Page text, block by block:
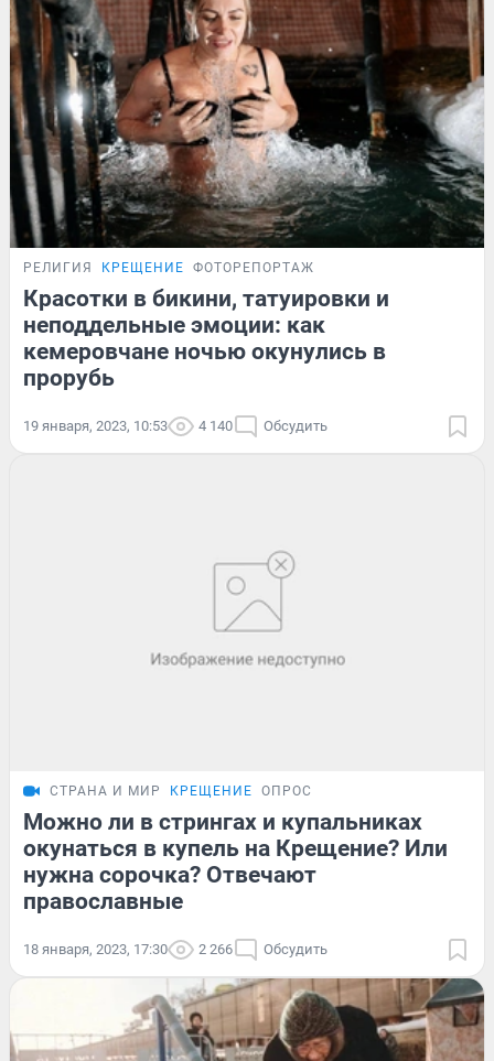
РЕЛИГИЯ КРЕЩЕНИЕ ФОТОРЕПОРТАЖ
Красотки в бикини, татуировки и
неподдельные эмоции: как
кемеровчане ночью окунулись в
прорубь
19 января, 2023, 10:53 4 140 Обсудить
СТРАНА И МИР КРЕЩЕНИЕ ОПРОС
Можно ли в стрингах и купальниках
окунаться в купель на Крещение? Или
нужна сорочка? Отвечают
православные
18 января, 2023, 17:30 2 266 Обсудить